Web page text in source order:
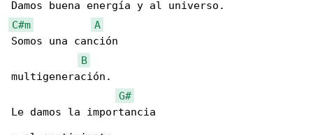
C#m
A
Somos una canción
B
multigeneración.
G#
Le damos la importancia